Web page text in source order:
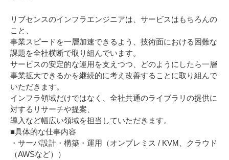
リブセンスのインフラエンジニアは、サービスはもちろんの
こと、
事業スピードを一層加速できるよう、技術面における困難な
課題を全社横断で取り組んでいます。
サービスの安定的な運用を支えつつ、どのようにしたら一層
事業拡大できるかを継続的に考え改善することに取り組んで
いただきます。
インフラ領域だけではなく、全社共通のライブラリの提供に
対するリサーチや提案、
導入など幅広い領域を担当していただきます。
■具体的な仕事内容
・サーバ設計・構築・運用（オンプレミス / KVM、クラウド
（AWSなど））